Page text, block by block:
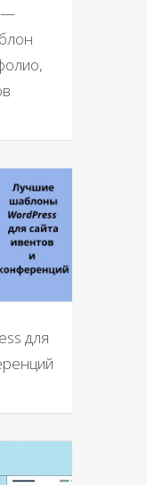
—
для